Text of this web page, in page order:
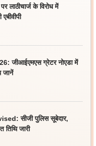
के विरोध में
जीआईएमएस ग्रेटर नोएडा में
जानें
सीजी पुलिस सूबेदार,
तिथि जारी